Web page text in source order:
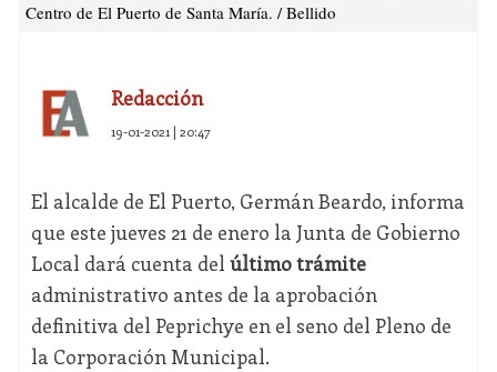
Centro de El Puerto de Santa María. / Bellido
Redacción
19-01-2021 | 20:47
El alcalde de El Puerto, Germán Beardo, informa
que este jueves 21 de enero la Junta de Gobierno
Local dará cuenta del último trámite
administrativo antes de la aprobación
definitiva del Peprichye en el seno del Pleno de
la Corporación Municipal.